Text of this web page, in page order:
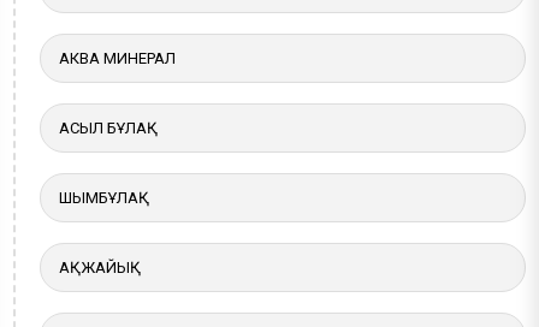
АКВА МИНЕРАЛ
АСЫЛ БҰЛАҚ
ШЫМБҰЛАҚ
АҚЖАЙЫҚ